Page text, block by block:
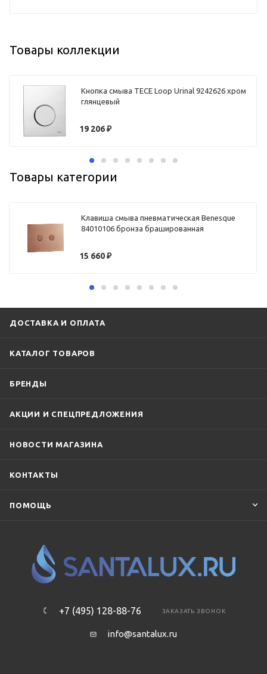
Товары коллекции
Кнопка смыва TECE Loop Urinal 9242626 хром
глянцевый
19 206₽
Товары категории
Клавиша смыва пневматическая Benesque
84010106 бронза брашированная
15 660₽
ДОСТАВКА И ОПЛАТА
КАТАЛОГ ТОВАРОВ
БРЕНДЫ
АКЦИИ И СПЕЦПРЕДЛОЖЕНИЯ
НОВОСТИ МАГАЗИНА
КОНТАКТЫ
ПОМОЩЬ
+7 (495) 128-88-76 ЗАКАЗАТЬ ЗВОНОК
info@santalux.ru